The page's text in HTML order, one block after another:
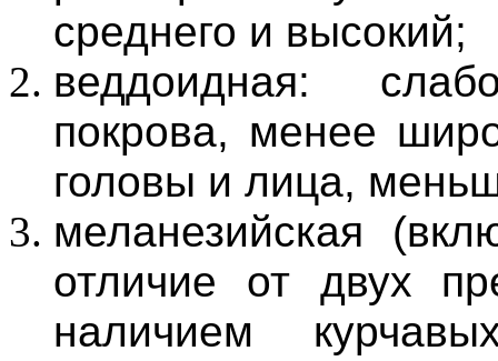
среднего и высокий;
веддоидная:
покрова, менее
головы и лица,
меланезийская
отличие от двух
наличием